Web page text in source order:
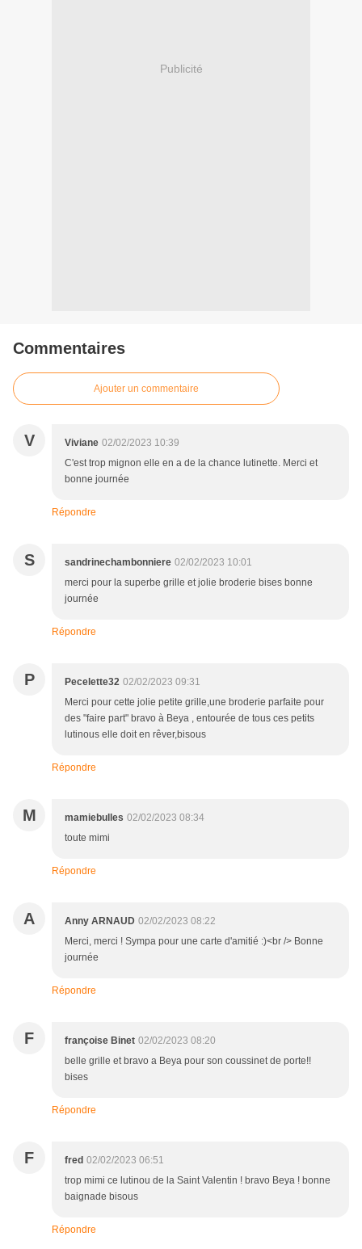
Publicité
Commentaires
Ajouter un commentaire
V Viviane 02/02/2023 10:39
C'est trop mignon elle en a de la chance lutinette. Merci et
bonne journée
Répondre
S sandrinechambonniere 02/02/2023 10:01
merci pour la superbe grille et jolie broderie bises bonne
journée
Répondre
P Pecelette32 02/02/2023 09:31
Merci pour cette jolie petite grille,une broderie parfaite pour
des "faire part" bravo à Beya , entourée de tous ces petits
lutinous elle doit en rêver,bisous
Répondre
M mamiebulles 02/02/2023 08:34
toute mimi
Répondre
A Anny ARNAUD 02/02/2023 08:22
Merci, merci ! Sympa pour une carte d'amitié :)<br /> Bonne
journée
Répondre
F françoise Binet 02/02/2023 08:20
belle grille et bravo a Beya pour son coussinet de porte!!
bises
Répondre
F fred 02/02/2023 06:51
trop mimi ce lutinou de la Saint Valentin ! bravo Beya ! bonne
baignade bisous
Répondre